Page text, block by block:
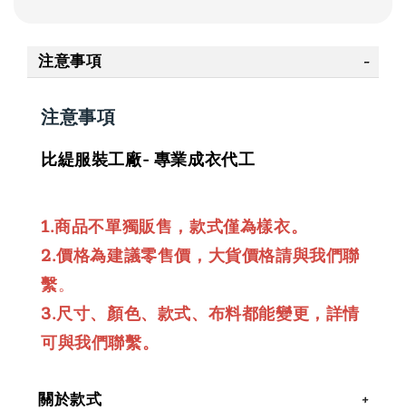
注意事項
注意事項
比緹服裝工廠- 專業成衣代工
1.商品不單獨販售，款式僅為樣衣。
2.價格為建議零售價，大貨價格請與我們聯
繫。
3.尺寸、顏色、款式、布料都能變更，詳情
可與我們聯繫。
關於款式